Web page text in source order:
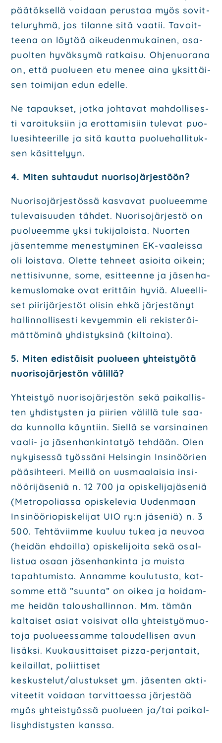
pää­tök­sel­lä voi­daan perus­taa myössovit­
te­lu­ryh­mä, jos tilan­ne sitä vaa­tii. Tavoit­
tee­na on löy­tää oikeu­den­mu­kai­nen, osa­
puol­ten hyväk­sy­mä rat­kai­su. Ohje­nuo­ra­na
on, että puo­lu­een etu menee aina yksit­täi­
sen toi­mi­janedun edel­le.
Ne tapauk­set, jot­ka joh­ta­vat mah­dol­li­ses­
ti varoi­tuk­siin ja erot­ta­mi­siin tule­vat puo­
lue­sih­tee­ril­le ja sitä kaut­ta puo­lue­hal­li­tuk­
sen käsit­te­lyyn.
4. Miten suh­tau­dut nuo­ri­so­jär­jes­töön?
Nuo­ri­so­jär­jes­tös­sä kas­va­vat puo­lu­eem­me
tule­vai­suu­den täh­det. Nuo­ri­so­jär­jes­tö on
puo­lu­eem­me yksi tuki­ja­lois­ta. Nuor­ten
jäsen­tem­me menes­ty­mi­nen EK-vaa­leis­sa
oli lois­ta­va. Olet­te teh­neet asioi­ta oikein;
net­ti­si­vun­ne, some, esit­teen­ne ja jäsen­ha­
ke­mus­lo­ma­ke ovat erit­täin hyviä. Alu­eel­li­
set pii­ri­jär­jes­töt oli­sin ehkä jär­jes­tä­nyt
hal­lin­nol­li­ses­ti kevyem­min eli rekis­te­röi­
mät­tö­mi­nä yhdis­tyk­si­nä (kil­toi­na).
5. Miten edis­täi­sit puo­lu­een yhteis­työ­tä
nuo­ri­so­jär­jes­tön välil­lä?
Yhteis­työ nuo­ri­so­jär­jes­tön sekä pai­kal­lis­
ten yhdis­tys­ten ja pii­rien välil­lä tule saa­
da kun­nol­la käyn­tiin. Siel­lä se var­si­nai­nen
vaa­li- ja jäsen­han­kin­ta­työ teh­dään. Olen
nykyi­ses­sä työs­sä­ni Hel­sin­gin Insi­nöö­rien
pää­sih­tee­ri. Meil­lä on uus­maa­lai­sia insi­
nöö­ri­jä­se­niä n. 12 700 ja opis­ke­li­ja­jä­se­niä
(Met­ro­po­lias­sa opis­ke­le­via Uuden­maan
Insi­nöö­rio­pis­ke­li­jat UIO ry:n jäse­niä) n. 3
500. Teh­tä­viim­me kuu­luu tukea ja neu­voa
(hei­dän ehdoil­la) opis­ke­li­joi­ta sekä osal­
lis­tua osaan jäsen­han­kin­ta ja muis­ta
tapah­tu­mis­ta. Annam­me kou­lu­tus­ta, kat­
som­me että ”suun­ta” on oikea ja hoi­dam­
me hei­dän talous­hal­lin­non. Mm. tämän
kal­tai­set asiat voi­si­vat olla yhteis­työ­muo­
to­ja puo­lu­ees­sam­me talou­del­li­sen avun
lisäk­si. Kuu­kausit­tai­set pizza-per­jan­tait,
kei­lail­lat, poliit­ti­set
keskustelut/alustukset ym. jäsen­ten akti­
vi­tee­tit voi­daan tar­vit­taes­sa jär­jes­tää
myös yhteis­työs­sä puo­lu­een ja/tai pai­kal­
li­syh­dis­tys­ten kans­sa.